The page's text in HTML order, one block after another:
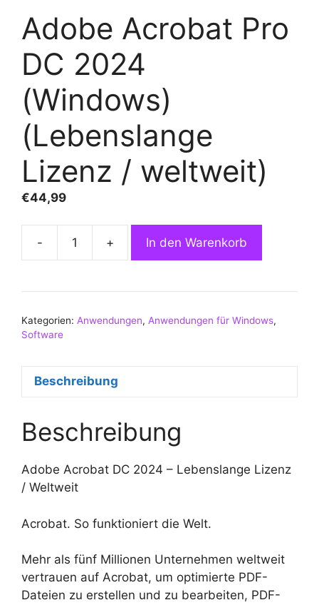
Adobe Acrobat Pro
DC 2024
(Windows)
(Lebenslange
Lizenz / weltweit)
€44,99
-
Adobe
2024
Menge
+ In den Warenkorb
Kategorien: Anwendungen, Anwendungen für Windows,
Software
Beschreibung
Beschreibung
Adobe Acrobat DC 2024 – Lebenslange Lizenz
/ Weltweit
Acrobat. So funktioniert die Welt.
Mehr als fünf Millionen Unternehmen weltweit
vertrauen auf Acrobat, um optimierte PDF-
Dateien zu erstellen und zu bearbeiten, PDF-